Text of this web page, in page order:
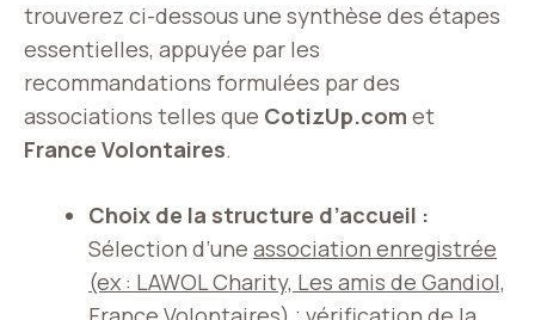
trouverez ci-dessous une synthèse des étapes
essentielles, appuyée par les
recommandations formulées par des
associations telles que CotizUp.com et
France Volontaires.
Choix de la structure d’accueil :
Sélection d’une association enregistrée
(ex : LAWOL Charity, Les amis de Gandiol,